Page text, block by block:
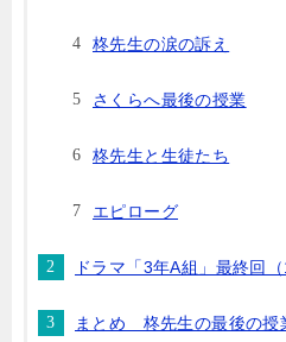
柊先生の涙の訴え
さくらへ最後の授業
柊先生と生徒たち
エピローグ
ドラマ「3年A組」最終回
まとめ 柊先生の最後の授